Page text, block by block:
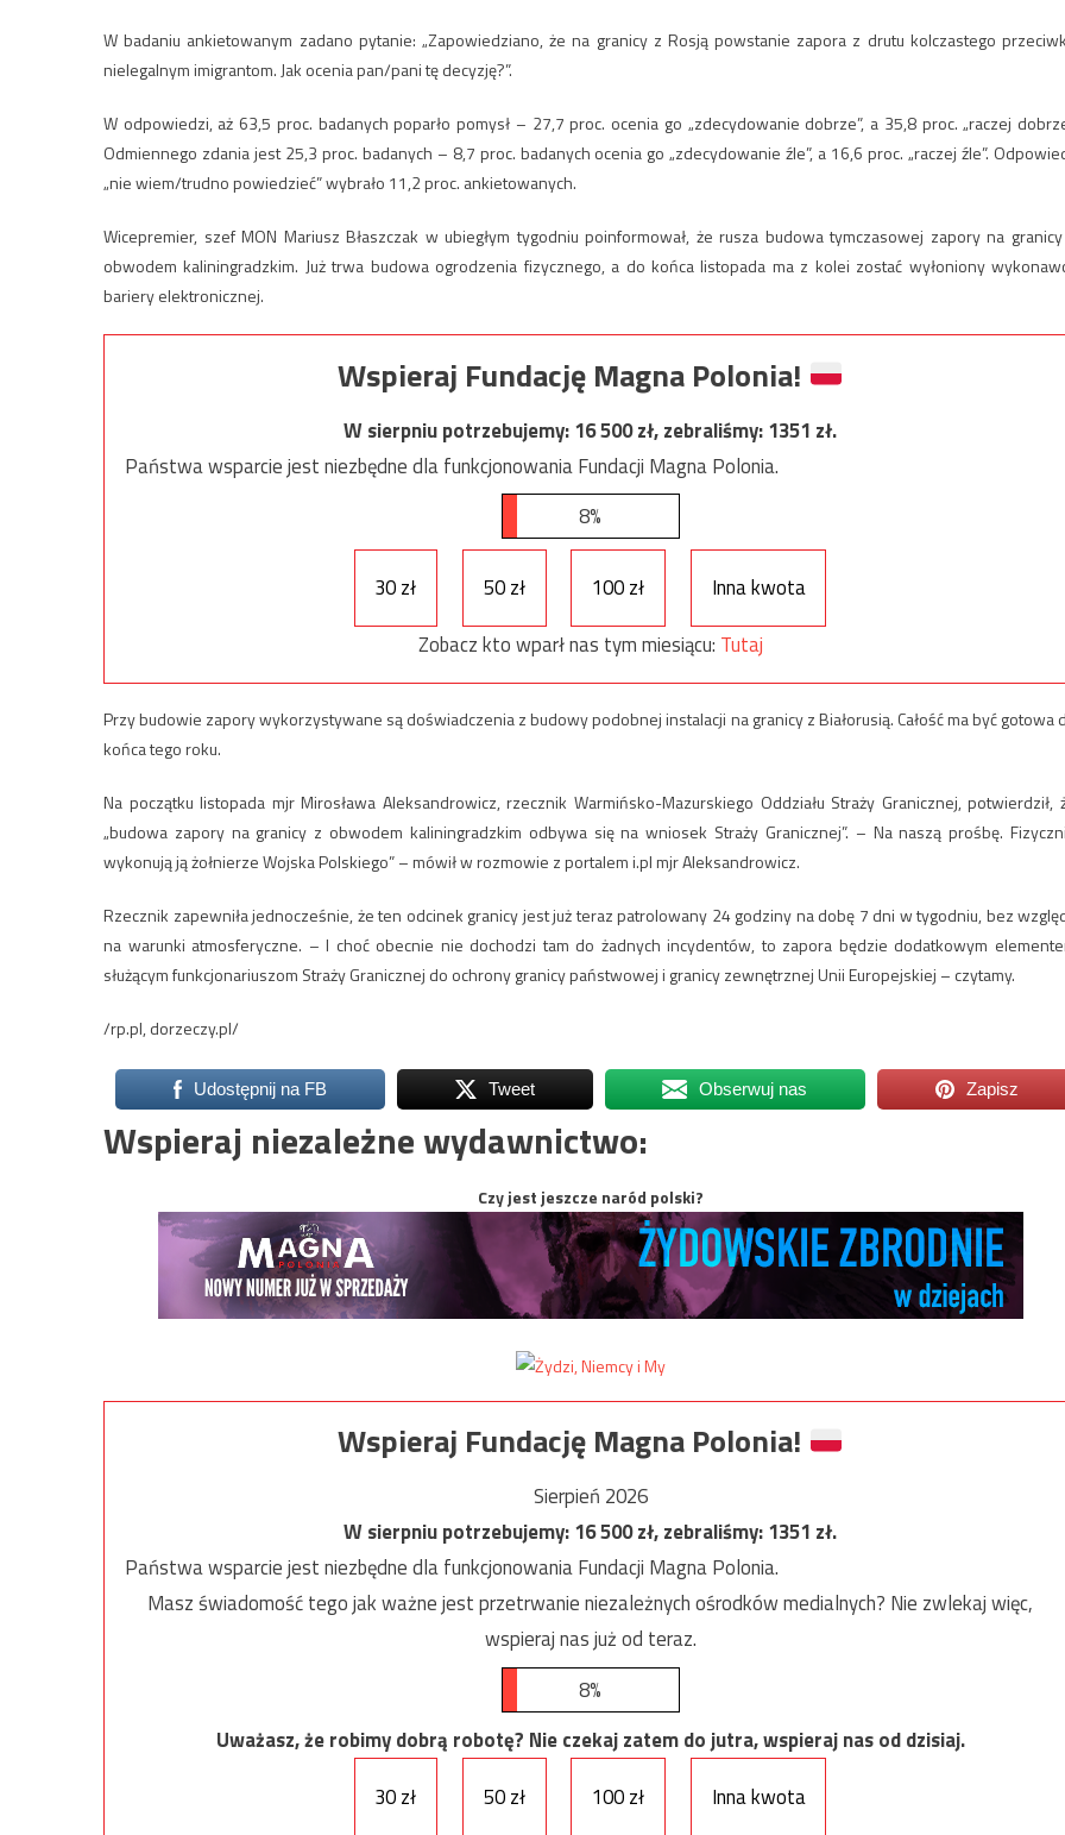
W badaniu ankietowanym zadano pytanie: „Zapowiedziano, że na granicy z Rosją powstanie zapora z drutu kolczastego
nielegalnym imigrantom. Jak ocenia pan/pani tę decyzję?”.
W odpowiedzi, aż 63,5 proc. badanych poparło pomysł – 27,7 proc. ocenia go „zdecydowanie dobrze”, a 35,8 proc. „raczej
Odmiennego zdania jest 25,3 proc. badanych – 8,7 proc. badanych ocenia go „zdecydowanie źle”, a 16,6 proc. „raczej źle”.
„nie wiem/trudno powiedzieć” wybrało 11,2 proc. ankietowanych.
Wicepremier, szef MON Mariusz Błaszczak w ubiegłym tygodniu poinformował, że rusza budowa tymczasowej zapory na
obwodem kaliningradzkim. Już trwa budowa ogrodzenia fizycznego, a do końca listopada ma z kolei zostać wyłoniony
bariery elektronicznej.
Wspieraj Fundację Magna Polonia!
W sierpniu potrzebujemy:16 500zł, zebraliśmy:1351 zł.
Państwa wsparcie jest niezbędne dla funkcjonowania Fundacji Magna Polonia.
8%
30 zł 50 zł 100 zł
Inna kwota
Zobacz kto wparł nas tym miesiącu: Tutaj
Przy budowie zapory wykorzystywane są doświadczenia z budowy podobnej instalacji na granicy z Białorusią. Całość ma być gotowa
końca tego roku.
Na początku listopada mjr Mirosława Aleksandrowicz, rzecznik Warmińsko-Mazurskiego Oddziału Straży Granicznej, potwierdził,
„budowa zapory na granicy z obwodem kaliningradzkim odbywa się na wniosek Straży Granicznej”. – Na naszą prośbę.
wykonują ją żołnierze Wojska Polskiego” – mówił w rozmowie z portalem i.pl mjr Aleksandrowicz.
Rzecznik zapewniła jednocześnie, że ten odcinek granicy jest już teraz patrolowany 24 godziny na dobę 7 dni w tygodniu, bez
na warunki atmosferyczne. – I choć obecnie nie dochodzi tam do żadnych incydentów, to zapora będzie dodatkowym
służącym funkcjonariuszom Straży Granicznej do ochrony granicy państwowej i granicy zewnętrznej Unii Europejskiej – czytamy.
/rp.pl, dorzeczy.pl/
Udostępnij na FB Tweet Obserwuj nas Zapisz
Wspieraj niezależne wydawnictwo:
Czy jest jeszcze naród polski?
Wspieraj Fundację Magna Polonia!
Sierpień 2026
W sierpniu potrzebujemy:16 500zł, zebraliśmy:1351 zł.
Państwa wsparcie jest niezbędne dla funkcjonowania Fundacji Magna Polonia.
Masz świadomość tego jak ważne jest przetrwanie niezależnych ośrodków medialnych? Nie zwlekaj więc,
wspieraj nas już od teraz.
8%
Uważasz, że robimy dobrą robotę? Nie czekaj zatem do jutra, wspieraj nas od dzisiaj.
30 zł
50 zł 100 zł Inna kwota